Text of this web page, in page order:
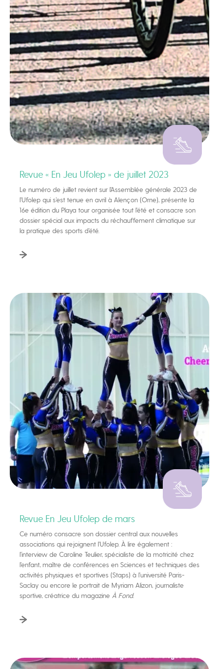
Revue « En Jeu Ufolep » de juillet 2023
Le numéro de juillet revient sur l’Assemblée générale 2023 de
l’Ufolep qui s’est tenue en avril à Alençon (Orne), présente la
16e édition du Playa tour organisée tout l’été et consacre son
dossier spécial aux impacts du réchauffement climatique sur
la pratique des sports d’été.
Revue En Jeu Ufolep de mars
Ce numéro consacre son dossier central aux nouvelles
associations qui rejoignent l’Ufolep. À lire également :
l’interview de Caroline Teulier, spécialiste de la motricité chez
l’enfant, maître de conférences en Sciences et techniques des
activités physiques et sportives (Staps) à l’université Paris-
Saclay ou encore le portrait de Myriam Alizon, journaliste
sportive, créatrice du magazine À Fond.